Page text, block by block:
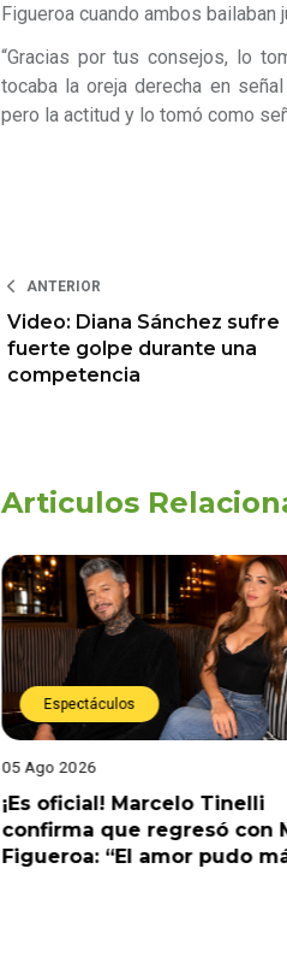
Figueroa cuando ambos bailaban
“Gracias por tus consejos, lo
tocaba la oreja derecha en
pero la actitud y lo tomó como
ANTERIOR
Video: Diana Sánchez sufre
fuerte golpe durante una
competencia
Articulos
Espectáculos
05 Ago 2026
¡Es oficial! Marcelo Tinelli
confirma que regresó con
Figueroa: “El amor pudo